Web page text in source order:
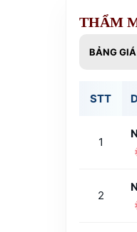
THẨM
BẢNG
STT
1
2